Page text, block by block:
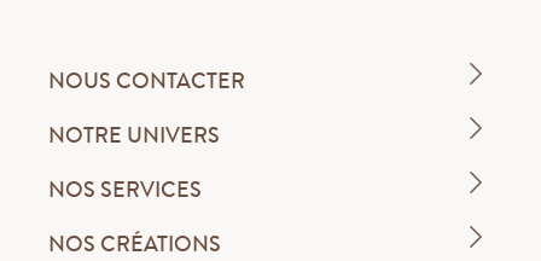
NOUS CONTACTER
NOTRE UNIVERS
NOS SERVICES
NOS CRÉATIONS